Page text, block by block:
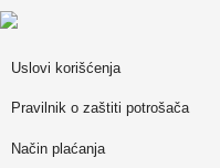
Uslovi korišćenja
Pravilnik o zaštiti potrošača
Način plaćanja